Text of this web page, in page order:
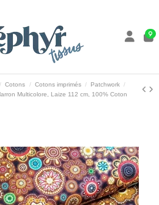
9
Cotons Cotons imprimés
Patchwork
Multicolore, Laize 112 cm, 100% Coton